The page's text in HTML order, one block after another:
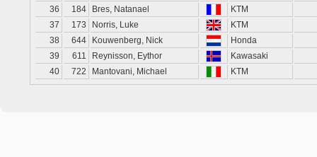
36
184 Bres, Natanael
KTM
37
173 Norris, Luke
KTM
38
644 Kouwenberg, Nick
Honda
39
611 Reynisson, Eythor
Kawasaki
40
722 Mantovani, Michael KTM